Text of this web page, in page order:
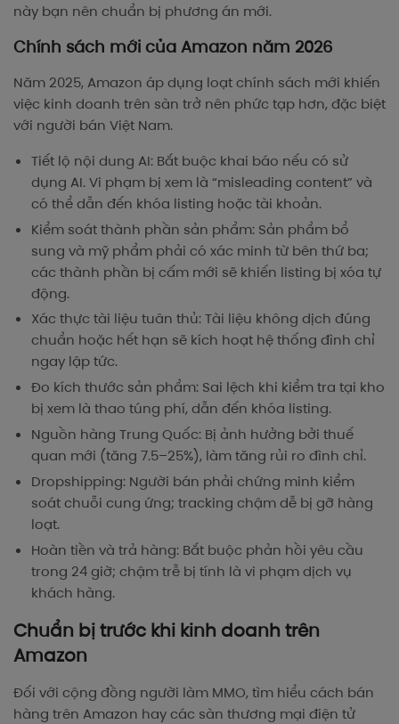
này bạn nên chuẩn bị phương án mới.
Chính sách mới của Amazon năm 2026
Năm 2025, Amazon áp dụng loạt chính sách mới khiến
việc kinh doanh trên sàn trở nên phức tạp hơn, đặc biệt
với người bán Việt Nam.
Tiết lộ nội dung AI: Bắt buộc khai báo nếu có sử
dụng AI. Vi phạm bị xem là “misleading content” và
có thể dẫn đến khóa listing hoặc tài khoản.
Kiểm soát thành phần sản phẩm: Sản phẩm bổ
sung và mỹ phẩm phải có xác minh từ bên thứ ba;
các thành phần bị cấm mới sẽ khiến listing bị xóa tự
động.
Xác thực tài liệu tuân thủ: Tài liệu không dịch đúng
chuẩn hoặc hết hạn sẽ kích hoạt hệ thống đình chỉ
ngay lập tức.
Đo kích thước sản phẩm: Sai lệch khi kiểm tra tại kho
bị xem là thao túng phí, dẫn đến khóa listing.
Nguồn hàng Trung Quốc: Bị ảnh hưởng bởi thuế
quan mới (tăng 7.5–25%), làm tăng rủi ro đình chỉ.
Dropshipping: Người bán phải chứng minh kiểm
soát chuỗi cung ứng; tracking chậm dễ bị gỡ hàng
loạt.
Hoàn tiền và trả hàng: Bắt buộc phản hồi yêu cầu
trong 24 giờ; chậm trễ bị tính là vi phạm dịch vụ
khách hàng.
Chuẩn bị trước khi kinh doanh trên
Amazon
Đối với cộng đồng người làm MMO, tìm hiểu cách bán
hàng trên Amazon hay các sàn thương mại điện tử